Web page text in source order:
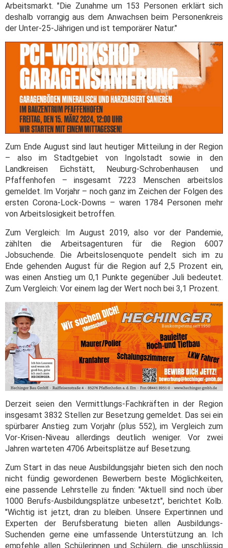
Arbeitsmarkt. "Die Zunahme um 153 Personen erklärt sich
deshalb vorrangig aus dem Anwachsen beim Personenkreis
der Unter-25-Jährigen und ist temporärer Natur."
Zum Ende August sind laut heutiger Mitteilung in der Region
– also im Stadtgebiet von Ingolstadt sowie in den
Landkreisen Eichstätt, Neuburg-Schrobenhausen und
Pfaffenhofen – insgesamt 7223 Menschen arbeitslos
gemeldet. Im Vorjahr – noch ganz im Zeichen der Folgen des
ersten Corona-Lock-Downs – waren 1784 Personen mehr
von Arbeitslosigkeit betroffen.
Zum Vergleich: Im August 2019, also vor der Pandemie,
zählten die Arbeitsagenturen für die Region 6007
Jobsuchende. Die Arbeitslosenquote pendelt sich im zu
Ende gehenden August für die Region auf 2,5 Prozent ein,
was einen Anstieg um 0,1 Punkte gegenüber Juli bedeutet.
Zum Vergleich: Vor einem lag der Wert noch bei 3,1 Prozent.
Derzeit seien den Vermittlungs-Fachkräften in der Region
insgesamt 3832 Stellen zur Besetzung gemeldet. Das sei ein
spürbarer Anstieg zum Vorjahr (plus 552), im Vergleich zum
Vor-Krisen-Niveau allerdings deutlich weniger. Vor zwei
Jahren warteten 4706 Arbeitsplätze auf Besetzung.
Zum Start in das neue Ausbildungsjahr bieten sich den noch
nicht fündig gewordenen Bewerbern beste Möglichkeiten,
eine passende Lehrstelle zu finden: "Aktuell sind noch über
1000 Berufs-Ausbildungsplätze unbesetzt", berichtet Kolb.
"Wichtig ist jetzt, dran zu bleiben. Unsere Expertinnen und
Experten der Berufsberatung bieten allen Ausbildungs-
Suchenden gerne eine umfassende Unterstützung an. Ich
empfehle allen Schülerinnen und Schülern, die unschlüssig